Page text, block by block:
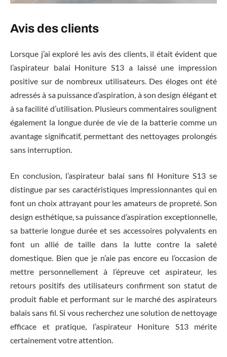
Avis des clients
Lorsque j’ai exploré les avis des clients, il était évident que
l’aspirateur balai Honiture S13 a laissé une impression
positive sur de nombreux utilisateurs. Des éloges ont été
adressés à sa puissance d’aspiration, à son design élégant et
à sa facilité d’utilisation. Plusieurs commentaires soulignent
également la longue durée de vie de la batterie comme un
avantage significatif, permettant des nettoyages prolongés
sans interruption.
En conclusion, l’aspirateur balai sans fil Honiture S13 se
distingue par ses caractéristiques impressionnantes qui en
font un choix attrayant pour les amateurs de propreté. Son
design esthétique, sa puissance d’aspiration exceptionnelle,
sa batterie longue durée et ses accessoires polyvalents en
font un allié de taille dans la lutte contre la saleté
domestique. Bien que je n’aie pas encore eu l’occasion de
mettre personnellement à l’épreuve cet aspirateur, les
retours positifs des utilisateurs confirment son statut de
produit fiable et performant sur le marché des aspirateurs
balais sans fil. Si vous recherchez une solution de nettoyage
efficace et pratique, l’aspirateur Honiture S13 mérite
certainement votre attention.